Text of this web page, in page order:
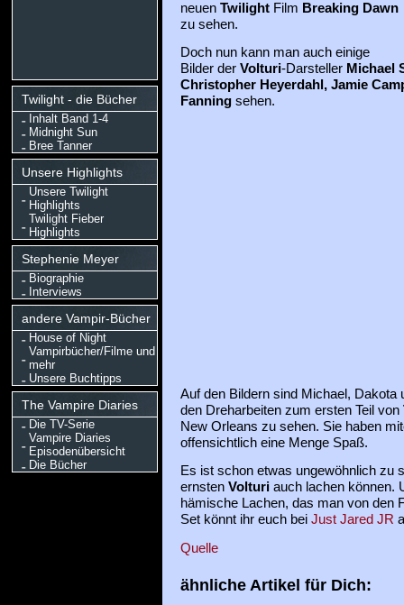
Twilight - die Bücher
Inhalt Band 1-4
Midnight Sun
Bree Tanner
Unsere Highlights
Unsere Twilight
Highlights
Twilight Fieber
Highlights
Stephenie Meyer
Biographie
Interviews
andere Vampir-Bücher
House of Night
Vampirbücher/Filme und
mehr
Unsere Buchtipps
The Vampire Diaries
Die TV-Serie
Vampire Diaries
Episodenübersicht
Die Bücher
neuen Twilight Film Breaking Dawn
zu sehen.
Doch nun kann man auch einige
Bilder der Volturi-Darsteller Michael
Christopher Heyerdahl, Jamie
Fanning sehen.
Auf den Bildern sind Michael, Dakota
den Dreharbeiten zum ersten Teil von
New Orleans zu sehen. Sie haben
offensichtlich eine Menge Spaß.
Es ist schon etwas ungewöhnlich zu
ernsten Volturi auch lachen können.
hämische Lachen, das man von den
Set könnt ihr euch bei Just Jared JR
Quelle
ähnliche Artikel für Dich: